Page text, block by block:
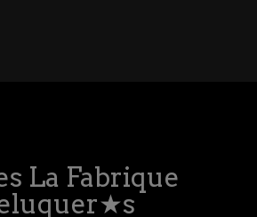
La Fabrique
★s